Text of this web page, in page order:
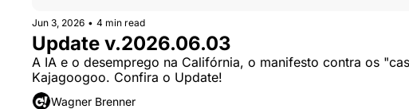
Jun 3, 2026 • 4 min read
Update v.2026.06.03
A IA e o desemprego na Califórnia, o manifesto contra os
Kajagoogoo. Confira o Update!
Wagner Brenner